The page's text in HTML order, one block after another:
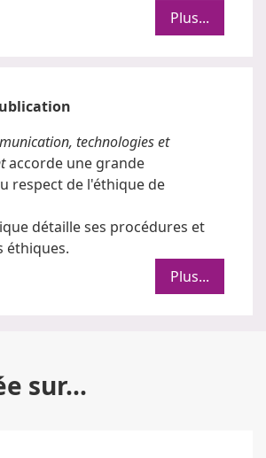
Plus...
technologies et
accorde une grande
respect de l'éthique de
détaille ses procédures et
éthiques.
Plus...
sur...